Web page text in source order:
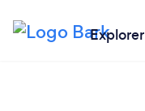
Explorer